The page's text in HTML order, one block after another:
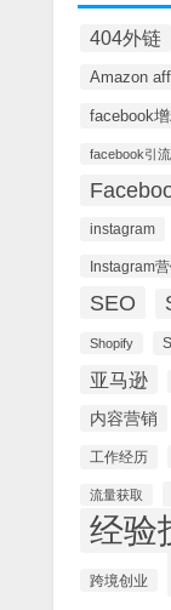
404外链
Amazon
facebook
facebook引流
instagram
Instagram
SEO
Shopify
亚马逊
内容营销
工作经历
流量获取
经验
跨境创业